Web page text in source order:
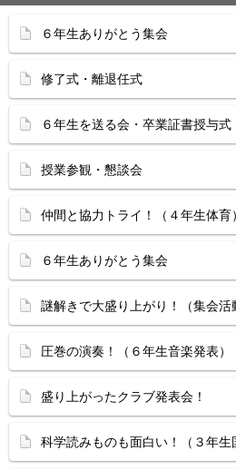
６年生ありがとう集会
修了式・離退任式
６年生を送る会・卒業証書授与式
授業参観・懇談会
仲間と協力トライ！（４年生体育）
６年生ありがとう集会
謎解きで大盛り上がり！（集会活
圧巻の演奏！（６年生音楽発表）
盛り上がったクラブ発表会！
科学読みものも面白い！（３年生